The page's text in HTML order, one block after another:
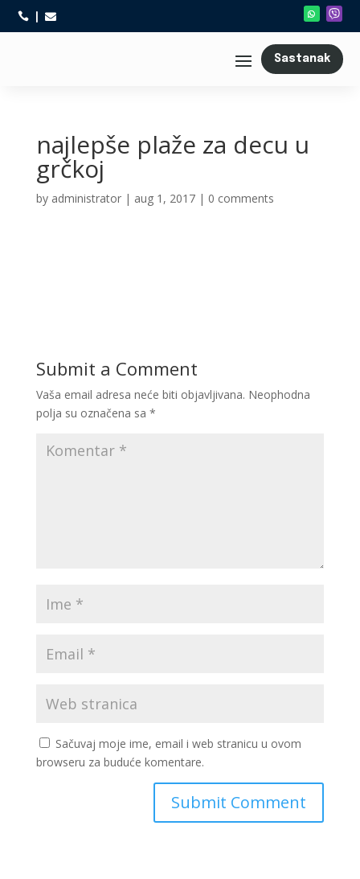
 
Sastanak
najlepše plaže za decu u
grčkoj
by administrator| aug 1, 2017| 0 comments
Submit a Comment
Vaša email adresa neće biti objavljivana. Neophodna
polja su označena sa *
Sačuvaj moje ime, email i web stranicu u ovom
browseru za buduće komentare.